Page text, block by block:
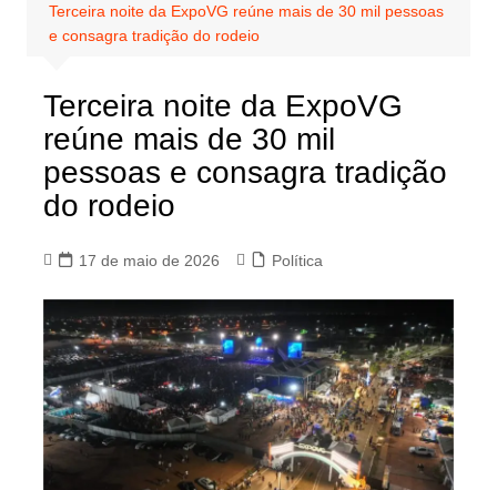
Terceira noite da ExpoVG reúne mais de 30 mil pessoas
e consagra tradição do rodeio
Terceira noite da ExpoVG
reúne mais de 30 mil
pessoas e consagra tradição
do rodeio
17 de maio de 2026 Política